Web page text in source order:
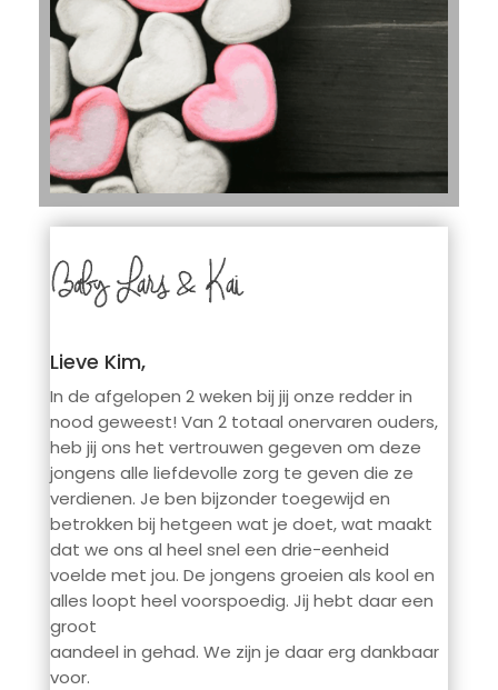
Lieve Kim,
In de afgelopen 2 weken bij jij onze redder in
nood geweest! Van 2 totaal onervaren ouders,
heb jij ons het vertrouwen gegeven om deze
jongens alle liefdevolle zorg te geven die ze
verdienen. Je ben bijzonder toegewijd en
betrokken bij hetgeen wat je doet, wat maakt
dat we ons al heel snel een drie-eenheid
voelde met jou. De jongens groeien als kool en
alles loopt heel voorspoedig. Jij hebt daar een
groot
aandeel in gehad. We zijn je daar erg dankbaar
voor.